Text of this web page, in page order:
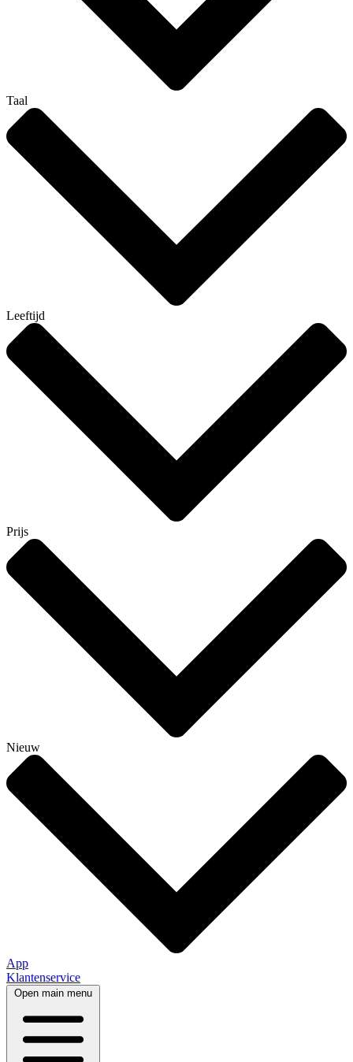
Taal
Leeftijd
Prijs
Nieuw
App
Klantenservice
Open main menu